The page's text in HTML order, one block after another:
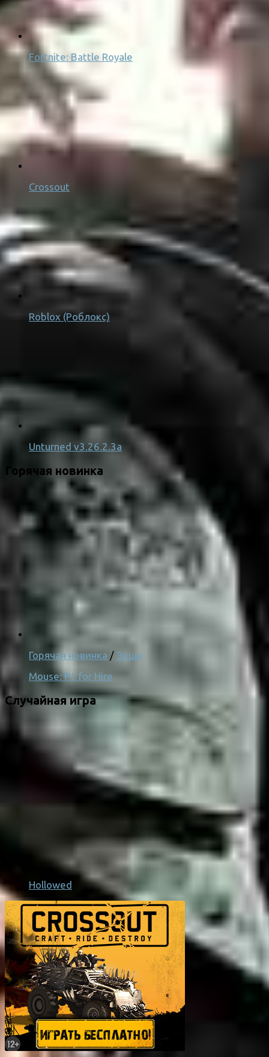
Fortnite: Battle Royale
Crossout
Roblox (Роблокс)
Unturned v3.26.2.3a
Горячая новинка
Горячая новинка / Экшн
Mouse: P.I. for Hire
Случайная игра
Hollowed